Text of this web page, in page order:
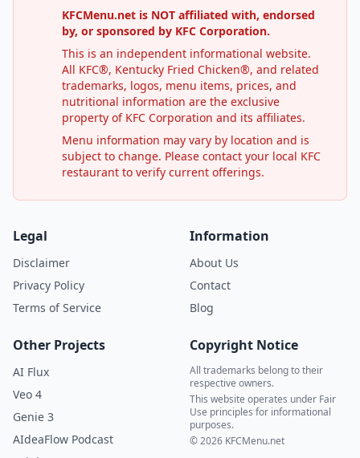
KFCMenu.net is NOT affiliated with, endorsed
by, or sponsored by KFC Corporation.
This is an independent informational website.
All KFC®, Kentucky Fried Chicken®, and related
trademarks, logos, menu items, prices, and
nutritional information are the exclusive
property of KFC Corporation and its affiliates.
Menu information may vary by location and is
subject to change. Please contact your local KFC
restaurant to verify current offerings.
Legal
Disclaimer
Privacy Policy
Terms of Service
Information
About Us
Contact
Blog
Other Projects
AI Flux
Veo 4
Genie 3
AIdeaFlow Podcast
Copyright Notice
All trademarks belong to their
respective owners.
This website operates under Fair
Use principles for informational
purposes.
© 2026 KFCMenu.net